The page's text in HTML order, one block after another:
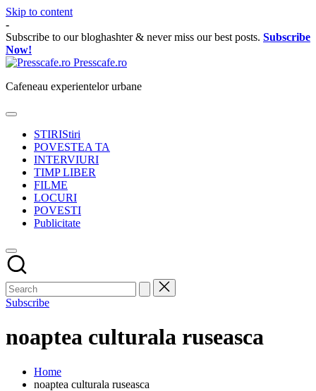
Skip to content
-
Subscribe to our bloghashter & never miss our best posts. Subscribe
Now!
Presscafe.ro
Cafeneau experientelor urbane
STIRIStiri
POVESTEA TA
INTERVIURI
TIMP LIBER
FILME
LOCURI
POVESTI
Publicitate
Subscribe
noaptea culturala ruseasca
Home
noaptea culturala ruseasca